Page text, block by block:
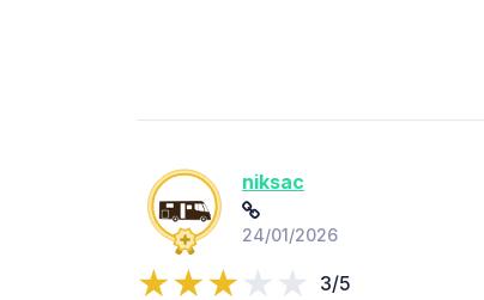
niksac
24/01/2026
3/5